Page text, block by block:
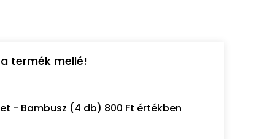
termék mellé!
- Bambusz (4 db) 800 Ft értékben